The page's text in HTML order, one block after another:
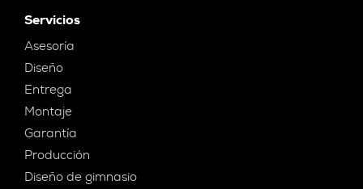
Servicios
Asesoría
Diseño
Entrega
Montaje
Garantía
Producción
Diseño de gimnasio